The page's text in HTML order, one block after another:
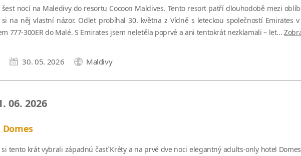
nocí na Maledivy do resortu Cocoon Maldives. Tento resort patří dlouhodobě mezi
na něj vlastní názor. Odlet probíhal 30. května z Vídně s leteckou společností
777-300ER do Malé. S Emirates jsem neletěla poprvé a ani tentokrát nezklamali – let...
30. 05. 2026 Maldivy
06. 2026
tento krát vybrali západnú časť Kréty a na prvé dve noci elegantný adults-only hotel